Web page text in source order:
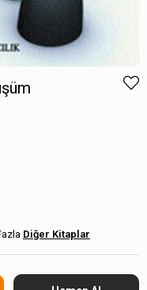
Diğer Kitaplar